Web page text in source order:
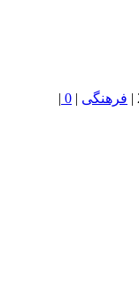
| فرهنگی |
0
|